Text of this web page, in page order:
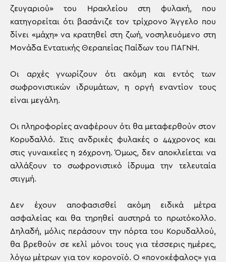
ζευγαριού» του Ηρακλείου στη φυλακή, που
κατηγορείται ότι βασάνιζε τον τρίχρονο Άγγελο που
δίνει «μάχη» να κρατηθεί στη ζωή, νοσηλευόμενο στη
Μονάδα Εντατικής Θεραπείας Παίδων του ΠΑΓΝΗ.
Οι αρχές γνωρίζουν ότι ακόμη και εντός των
σωφρονιστικών ιδρυμάτων, η οργή εναντίον τους
είναι μεγάλη.
Οι πληροφορίες αναφέρουν ότι θα μεταφερθούν στον
Κορυδαλλό. Στις ανδρικές φυλακές ο 44χρονος και
στις γυναικείες η 26χρονη. Όμως, δεν αποκλείεται να
αλλάξουν το σωφρονιστικό ίδρυμα την τελευταία
στιγμή.
Δεν έχουν αποφασισθεί ακόμη ειδικά μέτρα
ασφαλείας και θα τηρηθεί αυστηρά το πρωτόκολλο.
Δηλαδή, μόλις περάσουν την πόρτα του Κορυδαλλού,
θα βρεθούν σε κελί μόνοι τους για τέσσερις ημέρες,
λόγω μέτρων για τον κορονοϊό. Ο «πονοκέφαλος» για